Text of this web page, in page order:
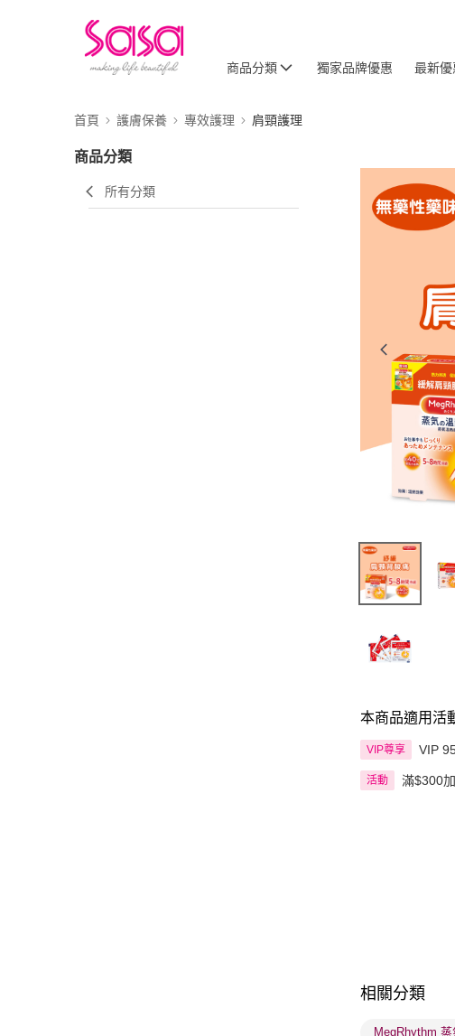
商品分類 獨家品牌優惠 最新優
首頁 護膚保養 專效護理 肩頸護理
商品分類
所有分類
本商品適用活
VIP尊享 VIP
活動 滿$300
相關分類
MegRhythm